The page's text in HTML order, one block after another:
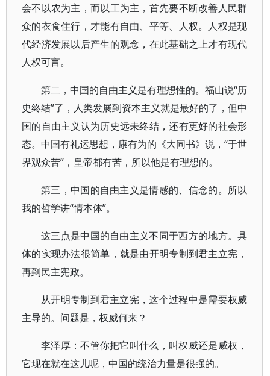
会不以农为主，而以工为主，首先要不断改善人民群
众的衣食住行，才能有自由、平等、人权。人权是现
代经济发展以后产生的观念，在此基础之上才有现代
人权可言。
第二，中国的自由主义是有理想性的。福山说“历
史终结”了，人类发展到资本主义就是最好的了，但中
国的自由主义认为历史远未终结，还有更好的社会形
态。中国有礼运思想，康有为的《大同书》说，“于世
界观众苦”，皇帝都有苦，所以他是有理想的。
第三，中国的自由主义是情感的、信念的。所以
我的哲学讲“情本体”。
这三点是中国的自由主义不同于西方的地方。具
体的实现办法很简单，就是由开明专制到君主立宪，
再到民主宪政。
从开明专制到君主立宪，这个过程中是需要权威
主导的。问题是，权威何来？
李泽厚：不管你把它叫什么，叫权威还是威权，
它现在就在这儿呢，中国的统治力量是很强的。